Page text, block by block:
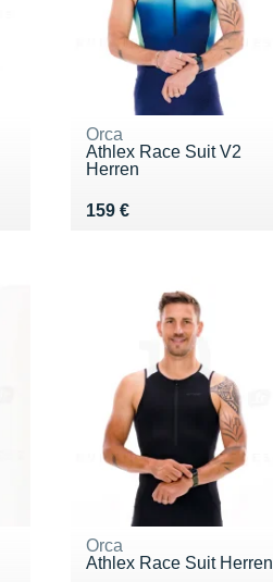
Orca
Athlex Race Suit V2
Herren
159 €
Vendu 159 €
Orca
Athlex Race Suit Herren